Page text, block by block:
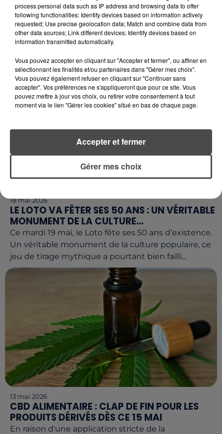
27 mai 2026
CANICULE : LE SALARIÉ DOIT-IL SE RENDRE AU
TRAVAIL LORS D’ÉPISODES...
Alors que 13 départements sont placés en vigilance
orange, la question de la sécurité au travail revient.
Que dit précisément la loi sur les droits des...
18 mai 2026
LE LOTO VA FÊTER SES 50 ANS : UN VÉRITABLE
MONUMENT DE LA CULTURE...
Ce mardi 19 mai, le Loto fête ses 50 ans d’existence.
Un véritable monument de la culture populaire, ce
jeu de tirage mythique a pourtant bien failli...
13 mai 2026
CBD ALIMENTAIRE : CLAP DE FIN POUR LES
PRODUITS DÉRIVÉS DÈS CE 15 MAI
En raison d'une application stricte de la
process personal data such as IP address and browsing data to offer
following functionalities: Identify devices based on information actively
requested; Use precise geolocation data; Match and combine data from
other data sources; Link different devices; Identify devices based on
information transmitted automatically.
Vous pouvez accepter en cliquant sur "Accepter et fermer", ou affiner en
sélectionnant les finalités et/ou partenaires dans "Gérer mes choix".
Vous pouvez également refuser en cliquant sur "Continuer sans
accepter". Vos préférences ne s'appliqueront que pour ce site. Vous
pouvez mettre à jour vos choix, ou retirer votre consentement à tout
moment via le lien "Gérer les cookies" situé en bas de chaque page.
Gérer mes choix
Accepter et fermer